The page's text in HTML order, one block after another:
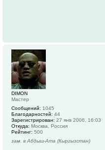
DIMON
Мастер
Сообщений: 1045
Благодарностей: 44
Зарегистрирован: 27 янв 2006, 16:03
Откуда: Москва, Россия
Рейтинг: 500
зам. в Абдыш-Ата (Кыргызстан)